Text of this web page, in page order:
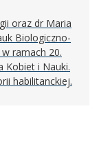
oraz dr Maria
Biologiczno-
ramach 20.
Kobiet i Nauki.
habilitanckiej.